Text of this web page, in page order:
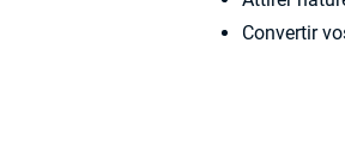
Convertir